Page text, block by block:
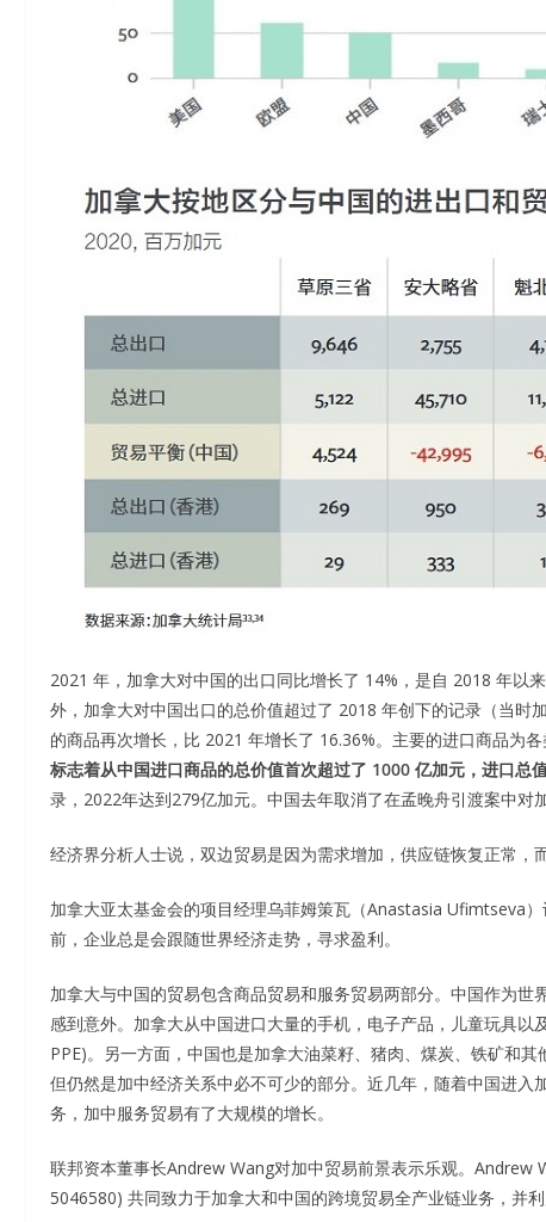
2021 年，加拿大对中国的出口同比增长了 14%，是自 2018 年以
外，加拿大对中国出口的总价值超过了 2018 年创下的记录（当时
的商品再次增长，比 2021 年增长了 16.36%。主要的进口商品为
标志着从中国进口商品的总价值首次超过了 1000 亿加元，进口总
录，2022年达到279亿加元。中国去年取消了在孟晚舟引渡案中对
经济界分析人士说，双边贸易是因为需求增加，供应链恢复正常，
加拿大亚太基金会的项目经理乌菲姆策瓦（Anastasia Ufimtseva
前，企业总是会跟随世界经济走势，寻求盈利。
加拿大与中国的贸易包含商品贸易和服务贸易两部分。中国作为
感到意外。加拿大从中国进口大量的手机，电子产品，儿童玩具
PPE)。另一方面，中国也是加拿大油菜籽、猪肉、煤炭、铁矿和
但仍然是加中经济关系中必不可少的部分。近几年，随着中国进
务，加中服务贸易有了大规模的增长。
联邦资本董事长Andrew Wang对加中贸易前景表示乐观。Andrew
5046580) 共同致力于加拿大和中国的跨境贸易全产业链业务，并